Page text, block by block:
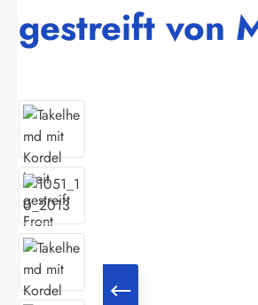
gestreift von
Bildergalerie überspringen